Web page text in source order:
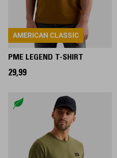
AMERICAN CLASSIC
PME LEGEND T-SHIRT
29,99